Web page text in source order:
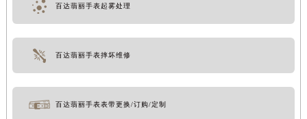
百达翡丽手表起雾处理
百达翡丽手表摔坏维修
百达翡丽手表表带更换/订购/定制